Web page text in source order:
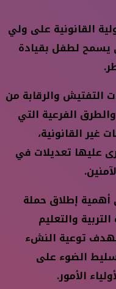
القانونية على ولي
يسمح لطفل بقيادة
التفتيش والرقابة من
الفرعية التي
غير القانونية،
عليها تعديلات في
أهمية إطلاق حملة
والتعليم
توعية النشء
الضوء على
الأمور.